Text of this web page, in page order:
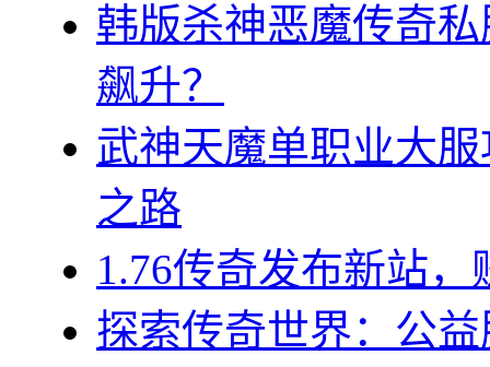
韩版杀神恶魔传奇
飙升？
武神天魔单职业大
之路
1.76传奇发布新站
探索传奇世界：公